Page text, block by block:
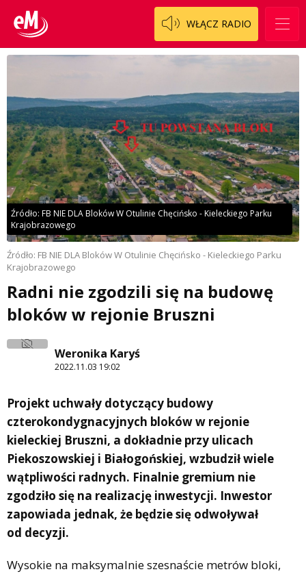
WŁĄCZ RADIO
Źródło: FB NIE DLA Bloków W Otulinie Chęcińsko - Kieleckiego Parku
Krajobrazowego
Źródło: FB NIE DLA Bloków W Otulinie Chęcińsko - Kieleckiego Parku
Krajobrazowego
Radni nie zgodzili się na budowę
bloków w rejonie Bruszni
Weronika Karyś
2022.11.03 19:02
Projekt uchwały dotyczący budowy
czterokondygnacyjnych bloków w rejonie
kieleckiej Bruszni, a dokładnie przy ulicach
Piekoszowskiej i Białogońskiej, wzbudził wiele
wątpliwości radnych. Finalnie gremium nie
zgodziło się na realizację inwestycji. Inwestor
zapowiada jednak, że będzie się odwoływał
od decyzji.
Wysokie na maksymalnie szesnaście metrów bloki,